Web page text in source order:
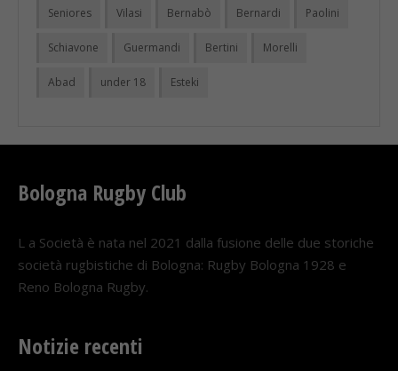
Seniores Vilasi Bernabò Bernardi Paolini
Schiavone Guermandi Bertini Morelli
Abad under 18 Esteki
Bologna Rugby Club
L a Società è nata nel 2021 dalla fusione delle due storiche
società rugbistiche di Bologna: Rugby Bologna 1928 e
Reno Bologna Rugby.
Notizie recenti